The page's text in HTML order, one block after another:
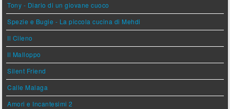
Tony - Diario di un giovane cuoco
Spezie e Bugie - La piccola cucina di Mehdi
Il Cileno
Il Malloppo
Silent Friend
Calle Malaga
Amori e Incantesimi 2